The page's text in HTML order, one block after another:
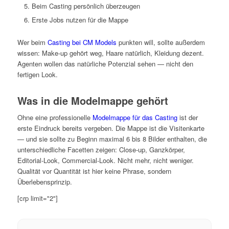
Beim Casting persönlich überzeugen
Erste Jobs nutzen für die Mappe
Wer beim Casting bei CM Models punkten will, sollte außerdem
wissen: Make-up gehört weg, Haare natürlich, Kleidung dezent.
Agenten wollen das natürliche Potenzial sehen — nicht den
fertigen Look.
Was in die Modelmappe gehört
Ohne eine professionelle Modelmappe für das Castingist der
erste Eindruck bereits vergeben. Die Mappe ist die Visitenkarte
— und sie sollte zu Beginn maximal 6 bis 8 Bilder enthalten, die
unterschiedliche Facetten zeigen: Close-up, Ganzkörper,
Editorial-Look, Commercial-Look. Nicht mehr, nicht weniger.
Qualität vor Quantität ist hier keine Phrase, sondern
Überlebensprinzip.
[crp limit="2"]